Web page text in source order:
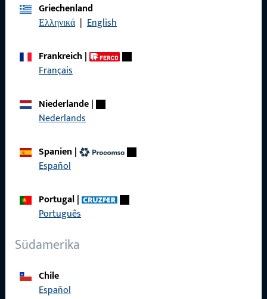
Griechenland
Ελληνικά | English
Frankreich|
Français
Niederlande|
Nederlands
Spanien |
Español
Portugal|
Português
Südamerika
Chile
Español